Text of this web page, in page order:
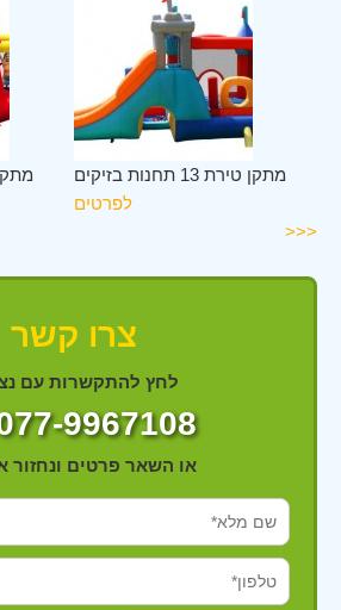
מתקן טירת 13 תחנות בזיקים
לפרטים
<<<
צרו קשר
לחץ להתקשרות עם
9967108
או השאר פרטים ונחזור